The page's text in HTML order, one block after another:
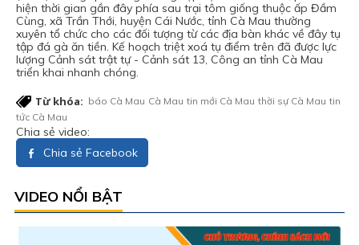
hiện thời gian gần đây phía sau trại tôm giống thuộc ấp Đầm
Cùng, xã Trần Thới, huyện Cái Nước, tỉnh Cà Mau thường
xuyên tổ chức cho các đối tượng từ các địa bàn khác về đây tụ
tập đá gà ăn tiền. Kế hoạch triệt xoá tụ điểm trên đã được lực
lượng Cảnh sát trật tự - Cảnh sát 13, Công an tỉnh Cà Mau
triển khai nhanh chóng.
Từ khóa: báo Cà Mau Cà Mau tin mới Cà Mau thời sự Cà Mau tin
tức Cà Mau
Chia sẻ video:
Chia sẻ Facebook
VIDEO NỔI BẬT